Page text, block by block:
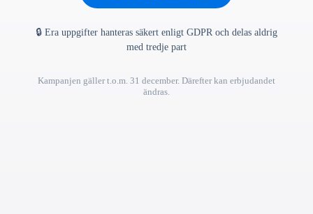
🔒 Era uppgifter hanteras säkert enligt GDPR och delas aldrig
med tredje part
Kampanjen gäller t.o.m. 31 december. Därefter kan erbjudandet
ändras.